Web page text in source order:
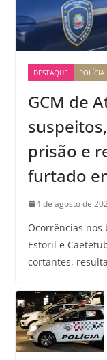
DESTAQUE POLÍCIA
GCM de
prisão e
furtado
4 de agosto de
Ocorrências nos
Estoril e
cortantes,